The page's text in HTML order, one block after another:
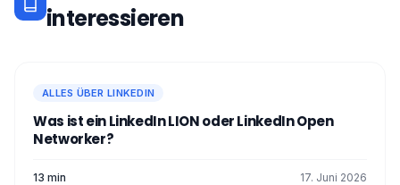
interessieren
ALLES ÜBER LINKEDIN
Was ist ein LinkedIn LION oder LinkedIn Open
Networker?
13 min 17. Juni 2026